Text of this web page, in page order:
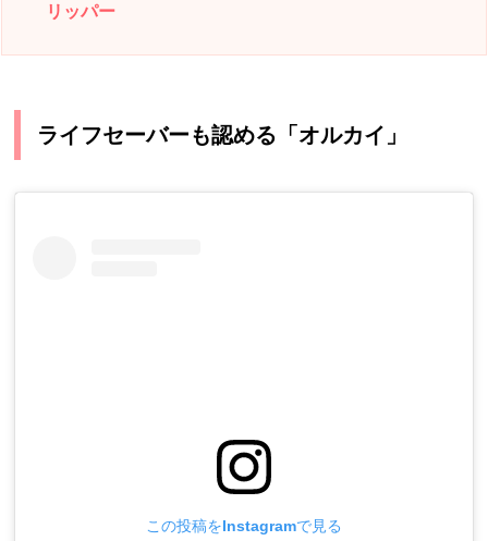
リッパー
ライフセーバーも認める「オルカイ」
この投稿をInstagramで見る